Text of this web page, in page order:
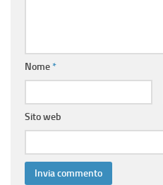
Nome*
Sito web